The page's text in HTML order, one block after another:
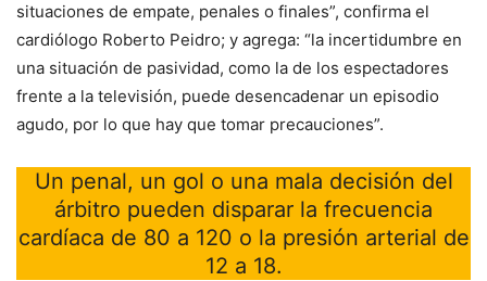
situaciones de empate, penales o finales”, confirma el
cardiólogo Roberto Peidro; y agrega: “la incertidumbre en
una situación de pasividad, como la de los espectadores
frente a la televisión, puede desencadenar un episodio
agudo, por lo que hay que tomar precauciones”.
Un penal, un gol o una mala decisión del
árbitro pueden disparar la frecuencia
cardíaca de 80 a 120 o la presión arterial de
12 a 18.